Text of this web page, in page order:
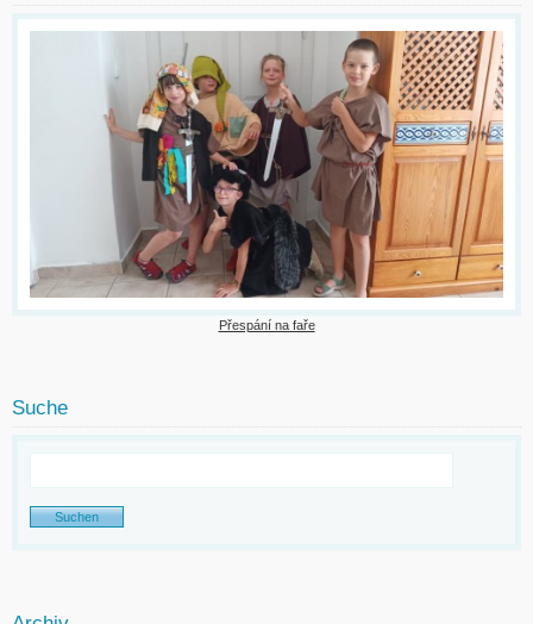
Přespání na faře
Suche